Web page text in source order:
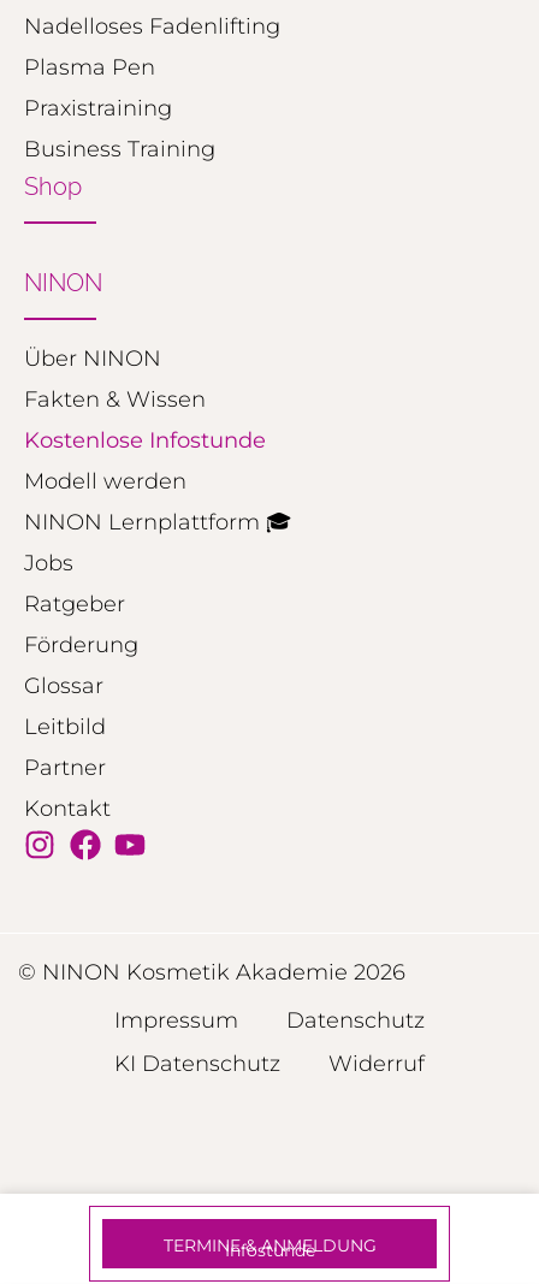
Nadelloses Fadenlifting
Plasma Pen
Praxistraining
Business Training
Shop
NINON
Über NINON
Fakten & Wissen
Kostenlose Infostunde
Modell werden
NINON Lernplattform 🎓
Jobs
Ratgeber
Förderung
Glossar
Leitbild
Partner
Kontakt
© NINON Kosmetik Akademie 2026
Impressum
Datenschutz
KI Datenschutz
Widerruf
TERMINE & ANMELDUNG
Infostunde